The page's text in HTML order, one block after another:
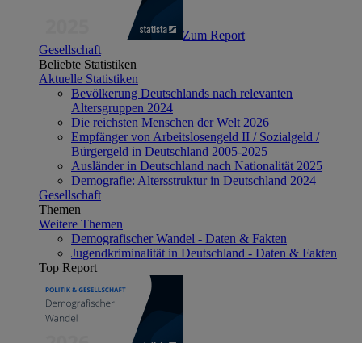
Zum Report
Gesellschaft
Beliebte Statistiken
Aktuelle Statistiken
Bevölkerung Deutschlands nach relevanten
Altersgruppen 2024
Die reichsten Menschen der Welt 2026
Empfänger von Arbeitslosengeld II / Sozialgeld /
Bürgergeld in Deutschland 2005-2025
Ausländer in Deutschland nach Nationalität 2025
Demografie: Altersstruktur in Deutschland 2024
Gesellschaft
Themen
Weitere Themen
Demografischer Wandel - Daten & Fakten
Jugendkriminalität in Deutschland - Daten & Fakten
Top Report